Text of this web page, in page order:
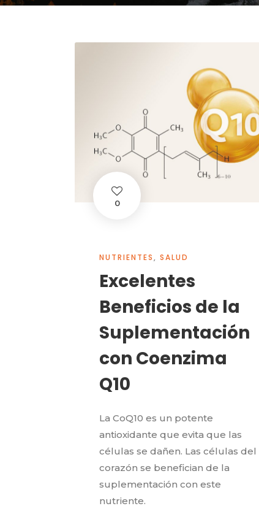
0
NUTRIENTES, SALUD
Excelentes
Beneficios de la
Suplementación
con Coenzima
Q10
La CoQ10 es un potente
antioxidante que evita que las
células se dañen. Las células del
corazón se benefician de la
suplementación con este
nutriente.